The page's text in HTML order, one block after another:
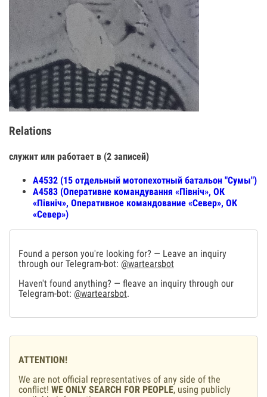
Relations
служит или работает в (2 записей)
А4532 (15 отдельный мотопехотный батальон "Сумы")
А4583 (Оперативне командування «Північ», ОК
«Північ», Оперативное командование «Север», ОК
«Север»)
Found a person you're looking for? — Leave an inquiry
through our Telegram-bot: @wartearsbot
Haven't found anything? — fleave an inquiry through our
Telegram-bot: @wartearsbot.
ATTENTION!
We are not official representatives of any side of the
conflict! WE ONLY SEARCH FOR PEOPLE, using publicly